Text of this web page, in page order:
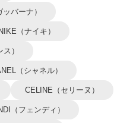
バーナ）
NIKE（ナイキ）
）
（シャネル）
CELINE（セリーヌ）
（フェンディ）